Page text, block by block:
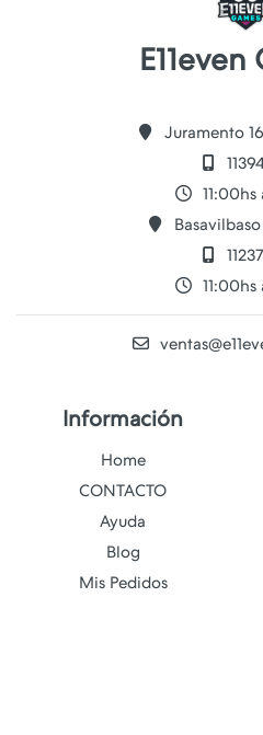
E11even
Juramento
Información
Home
CONTACTO
Ayuda
Blog
Mis Pedidos